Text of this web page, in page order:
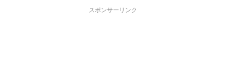
スポンサーリンク